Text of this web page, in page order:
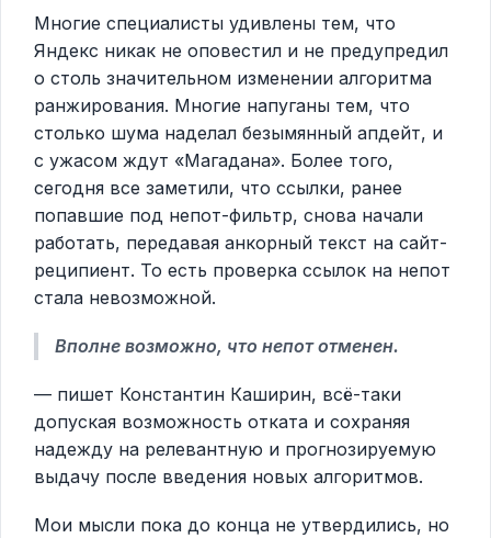
Многие специалисты удивлены тем, что
Яндекс никак не оповестил и не предупредил
о столь значительном изменении алгоритма
ранжирования. Многие напуганы тем, что
столько шума наделал безымянный апдейт, и
с ужасом ждут «Магадана». Более того,
сегодня все заметили, что ссылки, ранее
попавшие под непот-фильтр, снова начали
работать, передавая анкорный текст на сайт-
реципиент. То есть проверка ссылок на непот
стала невозможной.
Вполне возможно, что непот отменен.
— пишет Константин Каширин, всё-таки
допуская возможность отката и сохраняя
надежду на релевантную и прогнозируемую
выдачу после введения новых алгоритмов.
Мои мысли пока до конца не утвердились, но